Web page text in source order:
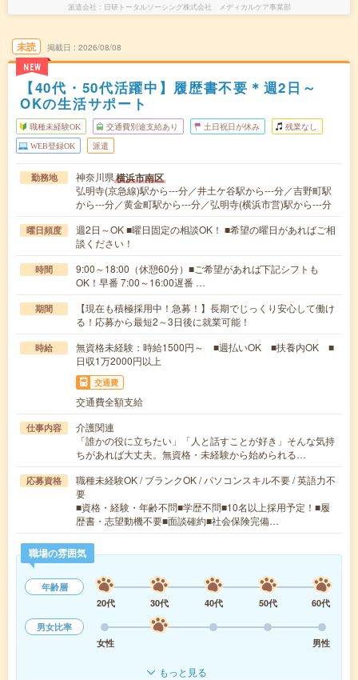
派遣会社 日研トータルソーシング株式会社 メディカルケア事業部
未読
NEW
掲載日 2026/08/08
【40代・50代活躍中】履歴書不要＊週2日～
OKの生活サポート
職種未経験OK 交通費別途支給あり 土日祝日が休み 残業なし
WEB登録OK 派遣
勤務地 神奈川県横浜市南区
弘明寺(京急線)駅から---分／井土ケ谷駅から---分／吉野町駅
から---分／黄金町駅から---分／弘明寺(横浜市営)駅から---分
曜日頻度
週2日～OK ■曜日固定の相談OK！ ■希望の曜日があればご相
談ください！
時間
9:00～18:00（休憩60分）■ご希望があれば下記シフトも
OK！早番 7:00～16:00遅番 …
期間
【現在も積極採用中！急募！】長期でじっくり安心して働け
る！応募から最短2～3日後に就業可能！
時給
無資格未経験：時給1500円～ ■週払いOK ■扶養内OK ■
日収1万2000円以上
交通費
交通費全額支給
仕事内容
介護関連
「誰かの役に立ちたい」「人と話すことが好き」そんな気持
ちがあれば大丈夫。無資格・未経験から始められる…
応募資格
職種未経験OK / ブランクOK / パソコンスキル不要 / 英語力不
要
■資格・経験・年齢不問■学歴不問■10名以上採用予定！■履
歴書・志望動機不要■面談確約■社会保険完備…
職場の雰囲気
年齢層
20代
30代 40代 50代
60代
男女比率
女性
男性
もっと見る